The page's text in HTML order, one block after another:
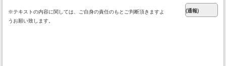
※テキストの内容に関しては、ご自身の責任のもとご判断頂きますよ
うお願い致します。